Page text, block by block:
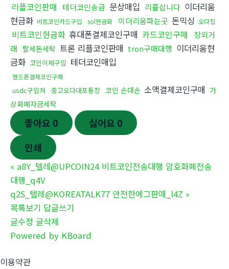
리플코인판매
테더코인송금 문상매입 리플삽니다 이더리움
현금화 비트코인카드구입 sol현금화 이더리움파는곳 돈믹싱 오다집
비트코인현금화 휴대폰결제코인구매 카드코인구매
장외거
래 탈세돈세탁 트론 리플코인판매 tron구매대행 이더리움현
금화 코인이체구입 테더코인매입
핸드폰결제코인구매
usdc구입처 중고오다대포통장 코인 손대손 소액결제코인구매 가
상화폐자금세탁
좋아요 0 싫어요 0
인쇄
« a8Y_텔레@UPCOIN24 비트코인전송대행 암호화폐전송
대행_q4V
q2S_텔레@KOREATALK77 안전한에그판매_l4Z »
목록보기 답글쓰기
글수정 글삭제
Powered by KBoard
이용약관